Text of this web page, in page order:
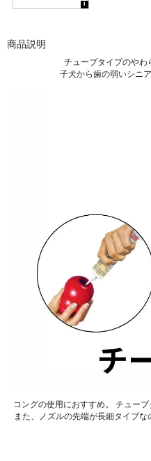
商品説明
チューブタイプのやわ
子犬から歯の弱いシニ
コングの使用におすすめ。 チュー
また、ノズルの先端が長細タイプな